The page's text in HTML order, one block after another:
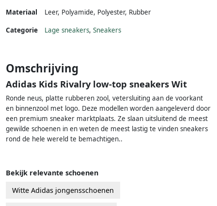
Materiaal
Leer, Polyamide, Polyester, Rubber
Categorie Lage sneakers, Sneakers
Omschrijving
Adidas Kids Rivalry low-top sneakers Wit
Ronde neus, platte rubberen zool, vetersluiting aan de voorkant
en binnenzool met logo. Deze modellen worden aangeleverd door
een premium sneaker marktplaats. Ze slaan uitsluitend de meest
gewilde schoenen in en weten de meest lastig te vinden sneakers
rond de hele wereld te bemachtigen..
Bekijk relevante schoenen
Witte Adidas jongensschoenen